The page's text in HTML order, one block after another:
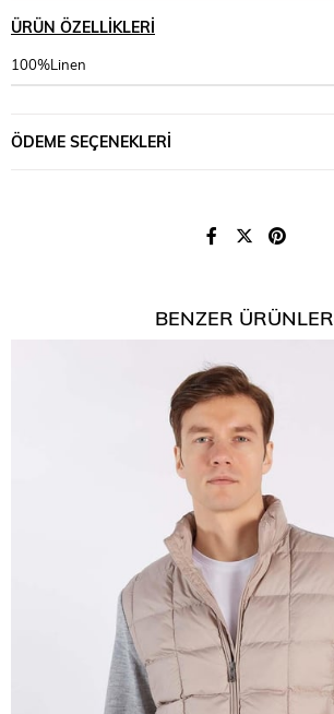
ÜRÜN ÖZELLIKLERI
100%Linen
ÖDEME SEÇENEKLERI
BENZER ÜRÜNLER